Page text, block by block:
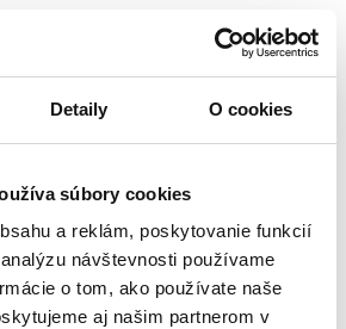
Detaily O cookies
súbory cookies
a reklám, poskytovanie funkcií
návštevnosti používame
o tom, ako používate naše
aj našim partnerom v